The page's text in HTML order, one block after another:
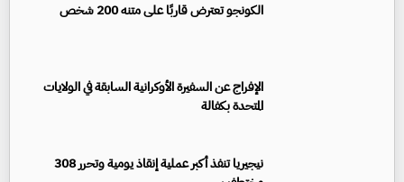
الكونجو تعترض قاربًا على متنه 200 شخص
الإفراج عن السفيرة الأوكرانية السابقة في الولايات
المتحدة بكفالة
نيجيريا تنفذ أكبر عملية إنقاذ يومية وتحرر 308